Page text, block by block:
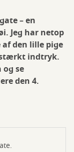
– en
Jeg har netop
den lille pige
stærkt indtryk.
se
den 4.